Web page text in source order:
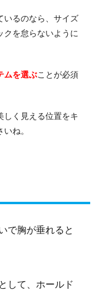
いるのなら、サイズ
クを怠らないように
ムを選ぶことが必須
しく見える位置をキ
ね。
で胸が垂れると
して、ホールド